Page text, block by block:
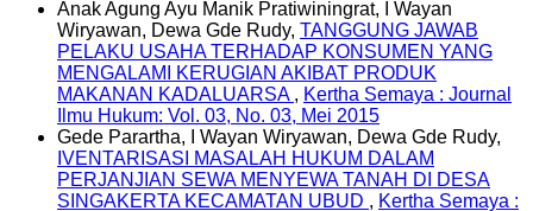
Anak Agung Ayu Manik Pratiwiningrat, I Wayan
Wiryawan, Dewa Gde Rudy, TANGGUNG JAWAB
PELAKU USAHA TERHADAP KONSUMEN YANG
MENGALAMI KERUGIAN AKIBAT PRODUK
MAKANAN KADALUARSA , Kertha Semaya : Journal
Ilmu Hukum: Vol. 03, No. 03, Mei 2015
Gede Parartha, I Wayan Wiryawan, Dewa Gde Rudy,
IVENTARISASI MASALAH HUKUM DALAM
PERJANJIAN SEWA MENYEWA TANAH DI DESA
SINGAKERTA KECAMATAN UBUD , Kertha Semaya :